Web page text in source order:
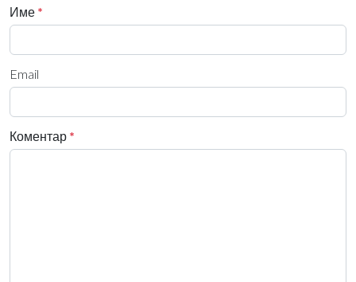
Име *
Email
Коментар *